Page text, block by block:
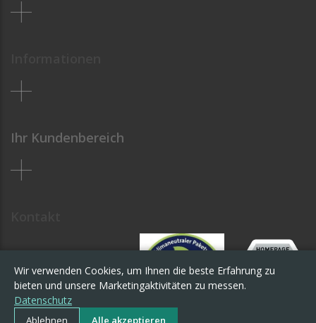
Ihr Kundenbereich
Wir verwenden Cookies, um Ihnen die beste Erfahrung zu
bieten und unsere Marketingaktivitäten zu messen.
Datenschutz
Ablehnen Alle akzeptieren